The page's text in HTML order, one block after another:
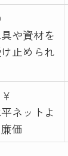
や資材を
止められ
ネットよ
廉価